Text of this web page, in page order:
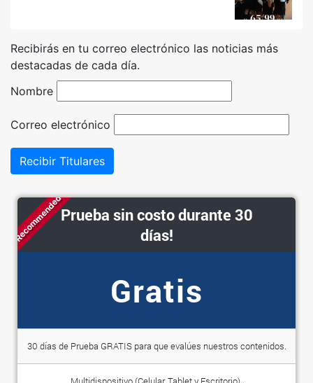
Recibirás en tu correo electrónico las noticias más
destacadas de cada día.
Nombre
Correo electrónico
Recibir Titulares
RecommendedPrueba sin costo durante 30
días!
Gratis
30 días de Prueba GRATIS para que evalúes nuestros contenidos.
Multidispositivo (Celular, Tablet y Escritorio).